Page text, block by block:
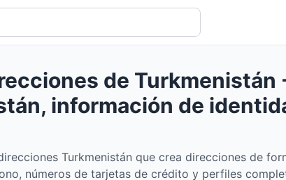
de
información de
Turkmenistán que crea direcciones de
números de tarjetas de crédito y perfiles